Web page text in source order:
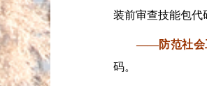
装前审查技能包代
——防范社会
码。